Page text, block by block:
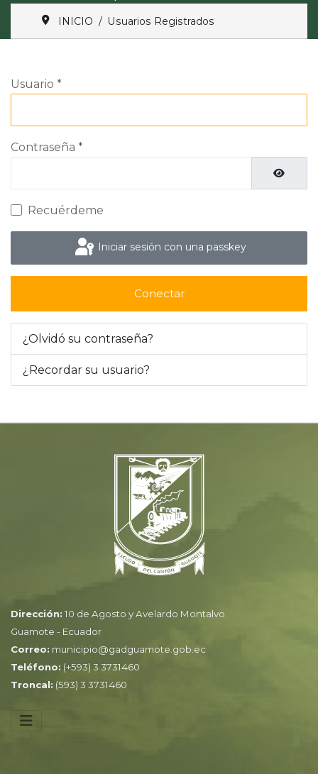
INICIO Usuarios Registrados
Usuario *
Contraseña *
Recuérdeme
Iniciar sesión con una passkey
Conectar
¿Olvidó su contraseña?
¿Recordar su usuario?
Dirección: 10 de Agosto y Avelardo Montalvo.
Guamote - Ecuador
Correo: municipio@gadguamote.gob.ec
Teléfono: (+593) 3 3731460
Troncal: (593) 3 3731460